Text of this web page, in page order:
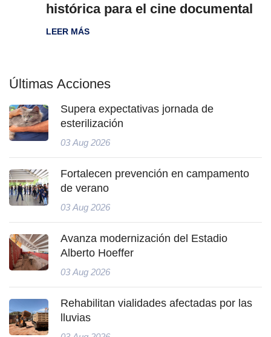
histórica para el cine documental
LEER MÁS
Últimas Acciones
Supera expectativas jornada de
esterilización
03 Aug 2026
Fortalecen prevención en campamento
de verano
03 Aug 2026
Avanza modernización del Estadio
Alberto Hoeffer
03 Aug 2026
Rehabilitan vialidades afectadas por las
lluvias